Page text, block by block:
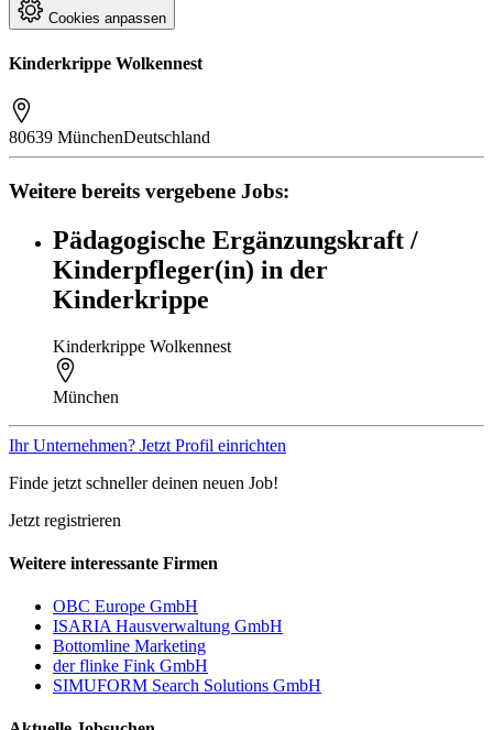
Cookies anpassen
Kinderkrippe Wolkennest
80639 MünchenDeutschland
Weitere bereits vergebene Jobs:
Pädagogische Ergänzungskraft /
Kinderpfleger(in) in der
Kinderkrippe
Kinderkrippe Wolkennest
München
Ihr Unternehmen? Jetzt Profil einrichten
Finde jetzt schneller deinen neuen Job!
Jetzt registrieren
Weitere interessante Firmen
OBC Europe GmbH
ISARIA Hausverwaltung GmbH
Bottomline Marketing
der flinke Fink GmbH
SIMUFORM Search Solutions GmbH